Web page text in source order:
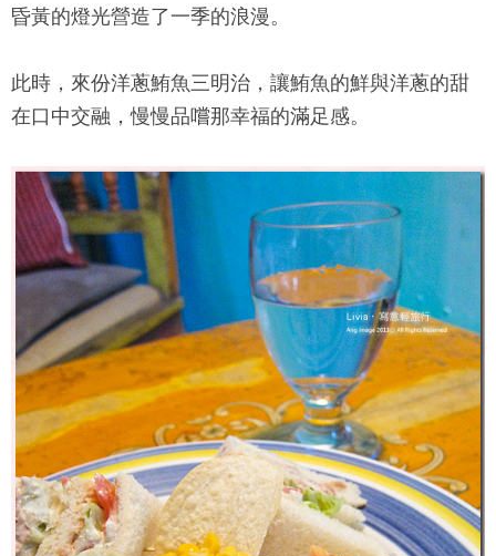
昏黃的燈光營造了一季的浪漫。
此時，來份洋蔥鮪魚三明治，讓鮪魚的鮮與洋蔥的甜
在口中交融，慢慢品嚐那幸福的滿足感。